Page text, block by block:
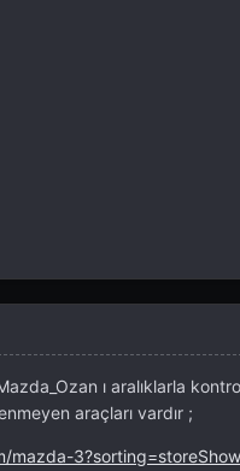
ı aralıklarla
araçları vardır ;
mazda-